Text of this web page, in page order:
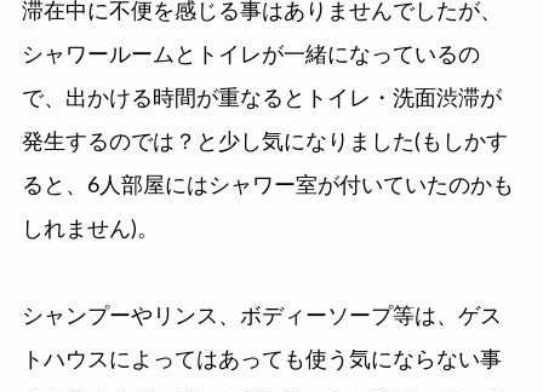
滞在中に不便を感じる事はありませんでしたが、
シャワールームとトイレが一緒になっているの
で、出かける時間が重なるとトイレ・洗面渋滞が
発生するのでは？と少し気になりました(もしかす
ると、6人部屋にはシャワー室が付いていたのかも
しれません)。
シャンプーやリンス、ボディーソープ等は、ゲス
トハウスによってはあっても使う気にならない事